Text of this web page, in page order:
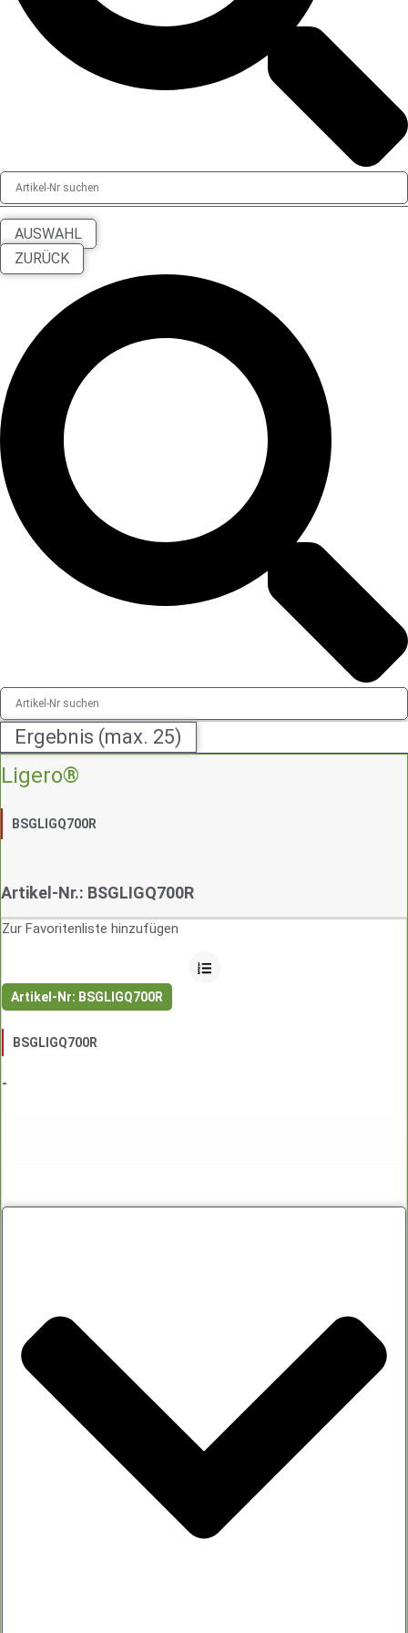
AUSWAHL
ZURÜCK
Search
Ergebnis (max. 25)
Ligero®
BSGLIGQ700R
Artikel-Nr.: BSGLIGQ700R
Zur Favoritenliste hinzufügen
Artikel-Nr: BSGLIGQ700R
BSGLIGQ700R
-